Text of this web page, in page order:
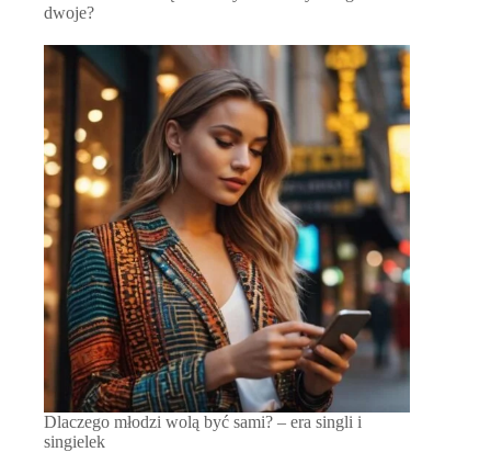
dwoje?
Dlaczego młodzi wolą być sami? – era singli i
singielek